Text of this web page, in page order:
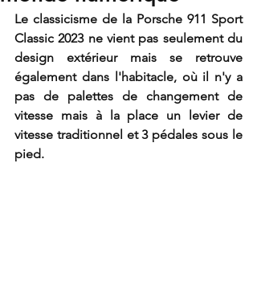
Le classicisme de la Porsche 911 Sport
Classic 2023 ne vient pas seulement du
design extérieur mais se retrouve
également dans l'habitacle, où il n'y a
pas de palettes de changement de
vitesse mais à la place un levier de
vitesse traditionnel et 3 pédales sous le
pied.